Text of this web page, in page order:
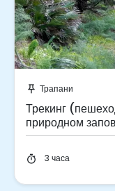
push_pin Трапани
Трекинг
природном
timer 3 часа